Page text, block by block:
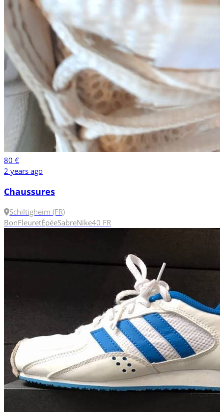
80 €
2 years ago
Chaussures
Schiltigheim (FR)
BonFleuretÉpéeSabreNike40 FR